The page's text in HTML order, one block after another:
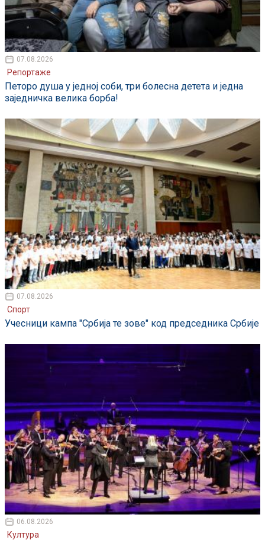
07.08.2026
Репортаже
Петоро душа у једној соби, три болесна детета и једна
заједничка велика борба!
07.08.2026
Спорт
Учесници кампа "Србија те зове" код председника Србије
06.08.2026
Култура